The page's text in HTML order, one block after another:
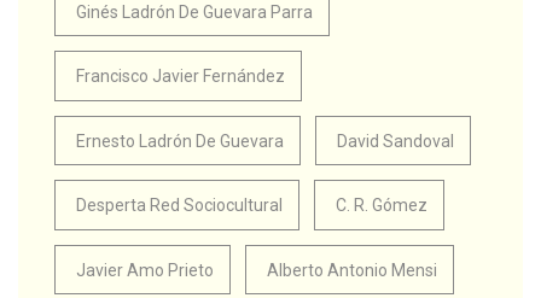
Ginés Ladrón De Guevara Parra
Francisco Javier Fernández
Ernesto Ladrón De Guevara David Sandoval
Desperta Red Sociocultural C. R. Gómez
Javier Amo Prieto Alberto Antonio Mensi